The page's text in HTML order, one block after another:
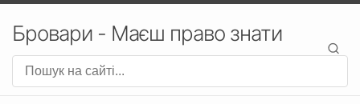
Бровари - Маєш право знати